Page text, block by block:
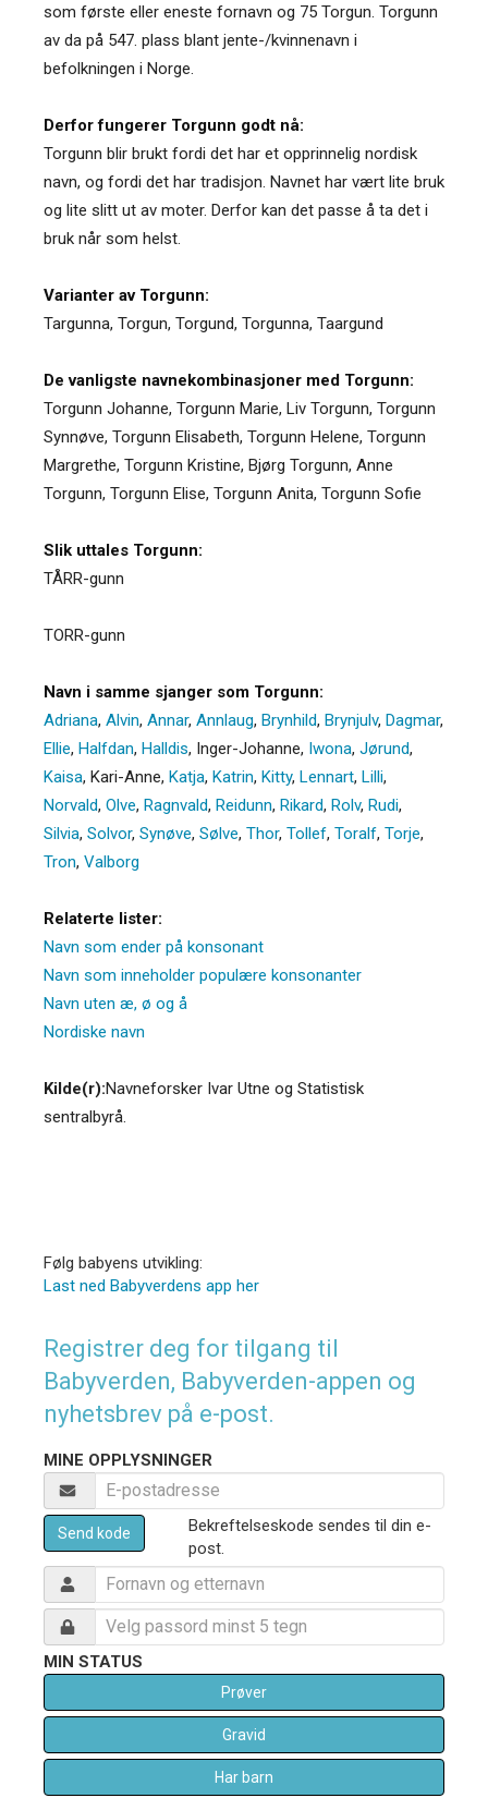
som første eller eneste fornavn og 75 Torgun. Torgunn
av da på 547. plass blant jente-/kvinnenavn i
befolkningen i Norge.
Derfor fungerer Torgunn godt nå:
Torgunn blir brukt fordi det har et opprinnelig nordisk
navn, og fordi det har tradisjon. Navnet har vært lite bruk
og lite slitt ut av moter. Derfor kan det passe å ta det i
bruk når som helst.
Varianter av Torgunn:
Targunna, Torgun, Torgund, Torgunna, Taargund
De vanligste navnekombinasjoner med Torgunn:
Torgunn Johanne, Torgunn Marie, Liv Torgunn, Torgunn
Synnøve, Torgunn Elisabeth, Torgunn Helene, Torgunn
Margrethe, Torgunn Kristine, Bjørg Torgunn, Anne
Torgunn, Torgunn Elise, Torgunn Anita, Torgunn Sofie
Slik uttales Torgunn:
TÅRR-gunn
TORR-gunn
Navn i samme sjanger som Torgunn:
Adriana, Alvin, Annar, Annlaug, Brynhild, Brynjulv, Dagmar,
Ellie, Halfdan, Halldis, Inger-Johanne, Iwona, Jørund,
Kaisa, Kari-Anne, Katja, Katrin, Kitty, Lennart, Lilli,
Norvald, Olve, Ragnvald, Reidunn, Rikard, Rolv, Rudi,
Silvia, Solvor, Synøve, Sølve, Thor, Tollef, Toralf, Torje,
Tron, Valborg
Relaterte lister:
Navn som ender på konsonant
Navn som inneholder populære konsonanter
Navn uten æ, ø og å
Nordiske navn
Kilde(r):Navneforsker Ivar Utne og Statistisk
sentralbyrå.
Følg babyens utvikling:
Last ned Babyverdens app her
Registrer deg for tilgang til
Babyverden, Babyverden-appen og
nyhetsbrev på e-post.
MINE OPPLYSNINGER
Send kode
Bekreftelseskode sendes til din e-
post.
MIN STATUS
Prøver
Gravid
Har barn